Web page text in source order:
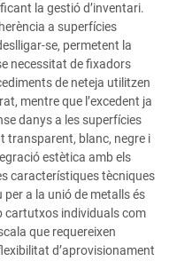
la gestió d’inventari.
a superfícies
se, permetent la
necessitat de fixadors
de neteja utilitzen
mentre que l’excedent ja
danys a les superfícies
transparent, blanc, negre i
estètica amb els
característiques tècniques
a la unió de metalls és
cartutxos individuals com
que requereixen
d’aprovisionament